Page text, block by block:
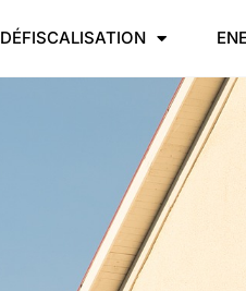
DÉFISCALISATION